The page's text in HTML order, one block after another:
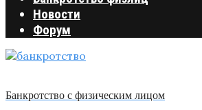
Новости
Форум
Банкротство с физическим лицом